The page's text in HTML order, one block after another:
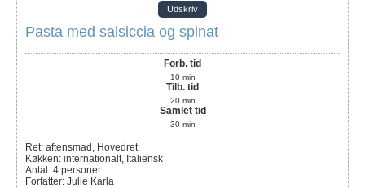
Udskriv
Pasta med salsiccia og spinat
Forb. tid
10 min
Tilb. tid
20 min
Samlet tid
30 min
Ret: aftensmad, Hovedret
Køkken: internationalt, Italiensk
Antal : 4 personer
Forfatter: Julie Karla